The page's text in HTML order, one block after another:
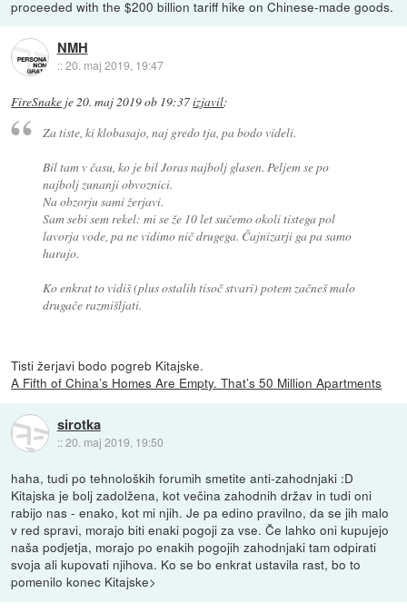
proceeded with the $200 billion tariff hike on Chinese-made goods.
NMH
::20. maj 2019, 19:47
FireSnake je20. maj 2019 ob 19:37izjavil:
Za tiste, ki klobasajo, naj gredo tja, pa bodo videli.
Bil tam v času, ko je bil Joras najbolj glasen. Peljem se po
najbolj zunanji obvoznici.
Na obzorju sami žerjavi.
Sam sebi sem rekel: mi se že 10 let sučemo okoli tistega pol
lavorja vode, pa ne vidimo nič drugega. Čajnizarji ga pa samo
harajo.
Ko enkrat to vidiš (plus ostalih tisoč stvari) potem začneš malo
drugače razmišljati.
Tisti žerjavi bodo pogreb Kitajske.
A Fifth of China’s Homes Are Empty. That’s 50 Million Apartments
sirotka
::20. maj 2019, 19:50
haha, tudi po tehnoloških forumih smetite anti-zahodnjaki :D
Kitajska je bolj zadolžena, kot večina zahodnih držav in tudi oni
rabijo nas - enako, kot mi njih. Je pa edino pravilno, da se jih malo
v red spravi, morajo biti enaki pogoji za vse. Če lahko oni kupujejo
naša podjetja, morajo po enakih pogojih zahodnjaki tam odpirati
svoja ali kupovati njihova. Ko se bo enkrat ustavila rast, bo to
pomenilo konec Kitajske>